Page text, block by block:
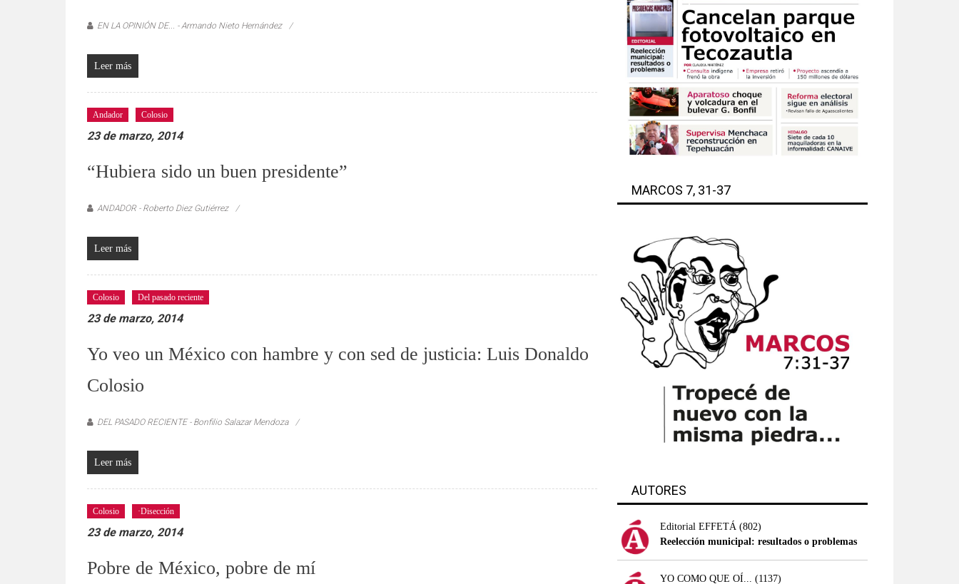
EN LA OPINIÓN DE... - Armando Nieto Hernández
Leer más
Andador Colosio
23 de marzo, 2014
“Hubiera sido un buen presidente”
ANDADOR - Roberto Diez Gutiérrez
Leer más
Colosio Del pasado reciente
23 de marzo, 2014
Yo veo un México con hambre y con sed de justicia: Luis Donaldo
Colosio
DEL PASADO RECIENTE - Bonfilio Salazar Mendoza
Leer más
Colosio ·Disección
23 de marzo, 2014
Pobre de México, pobre de mí
MARCOS 7, 31-37
AUTORES
Editorial EFFETÁ (802)
Reelección municipal: resultados o problemas
YO COMO QUE OÍ... (1137)